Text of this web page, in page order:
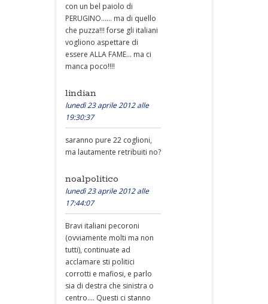
con un bel paiolo di
PERUGINO...... ma di quello
che puzza!!! forse gli italiani
vogliono aspettare di
essere ALLA FAME... ma ci
manca poco!!!!
lindian
lunedì 23 aprile 2012 alle
19:30:37
saranno pure 22 coglioni,
ma lautamente retribuiti no?
noalpolitico
lunedì 23 aprile 2012 alle
17:44:07
Bravi italiani pecoroni
(ovviamente molti ma non
tutti), continuate ad
acclamare sti politici
corrotti e mafiosi, e parlo
sia di destra che sinistra o
centro.... Questi ci stanno